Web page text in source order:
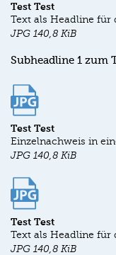
Test Test
Text als Headline für
JPG 140,8 KiB
Subheadline 1 zum
Test Test
Einzelnachweis in
JPG 140,8 KiB
Test Test
Text als Headline für
JPG 140,8 KiB